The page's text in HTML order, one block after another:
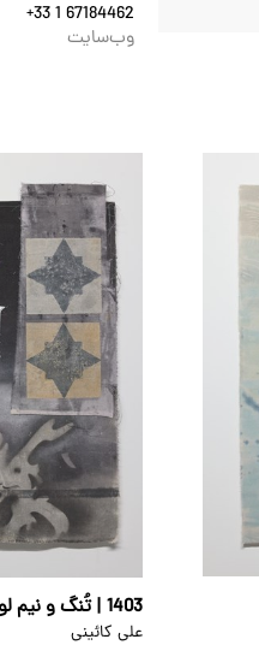
+33 1 67184462
وب‌سایت
1403 | تُنگ و نیم لوستر
علی کائینی